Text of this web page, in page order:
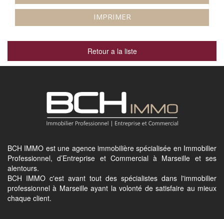
IMPRIMER
Retour a la liste
BCH IMMO est une agence immobilière spécialisée en Immobilier
Professionnel, d’Entreprise et Commercial à Marseille et ses
alentours.
BCH IMMO c'est avant tout des spécialistes dans l'immobilier
professionnel à Marseille ayant la volonté de satisfaire au mieux
chaque client.